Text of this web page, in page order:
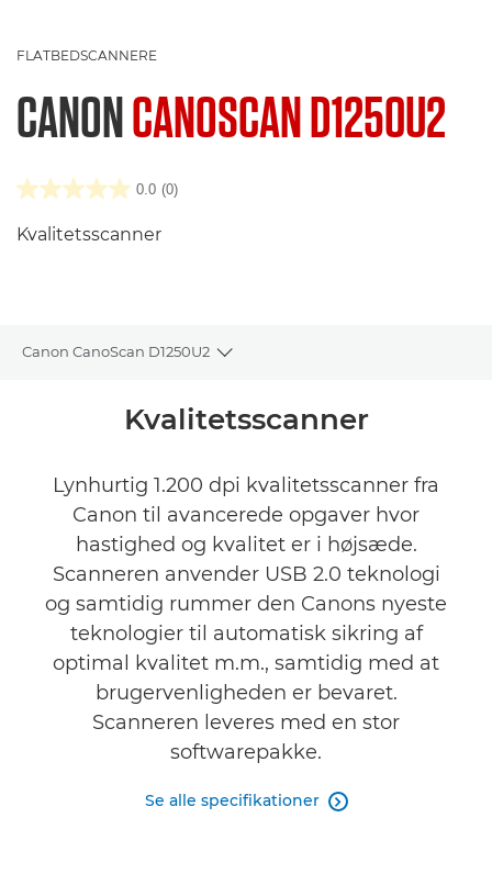
FLATBEDSCANNERE
CANONCANOSCAN D1250U2
0.0 (0)
Kvalitetsscanner
Canon CanoScan D1250U2
Toggle breadcrumbs
Anmeldelser
Kvalitetsscanner
Lynhurtig 1.200 dpi kvalitetsscanner fra
Canon til avancerede opgaver hvor
hastighed og kvalitet er i højsæde.
Scanneren anvender USB 2.0 teknologi
og samtidig rummer den Canons nyeste
teknologier til automatisk sikring af
optimal kvalitet m.m., samtidig med at
brugervenligheden er bevaret.
Scanneren leveres med en stor
softwarepakke.
Se alle specifikationer 